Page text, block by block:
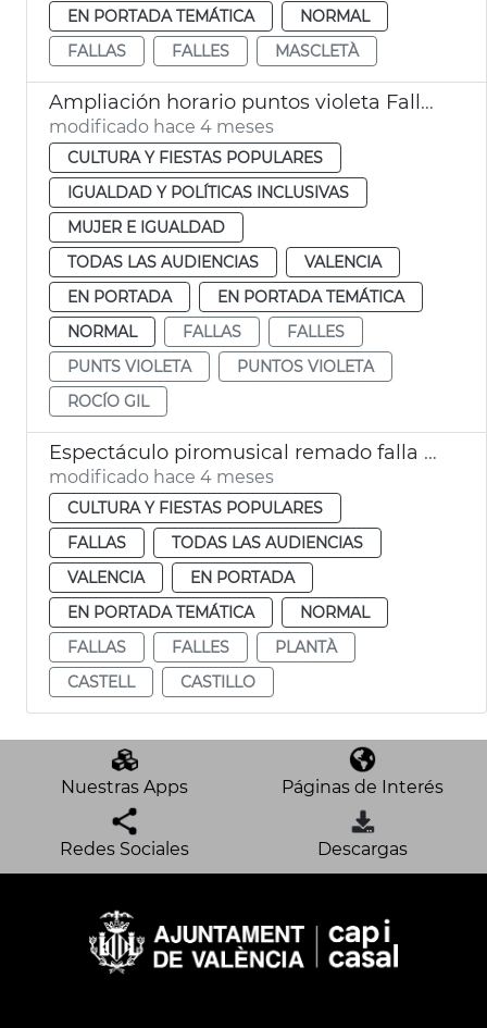
EN PORTADA TEMÁTICA
NORMAL
FALLAS
FALLES MASCLETÀ
Ampliación horario puntos violeta Fallas València
modificado hace 4 meses
CULTURA Y FIESTAS POPULARES
IGUALDAD Y POLÍTICAS INCLUSIVAS
MUJER E IGUALDAD
TODAS LAS AUDIENCIAS
VALENCIA
EN PORTADA
EN PORTADA TEMÁTICA
NORMAL
FALLAS
FALLES
PUNTS VIOLETA
PUNTOS VIOLETA
ROCÍO GIL
Espectáculo piromusical remado falla València
modificado hace 4 meses
CULTURA Y FIESTAS POPULARES
FALLAS
TODAS LAS AUDIENCIAS
VALENCIA
EN PORTADA
EN PORTADA TEMÁTICA
NORMAL
FALLAS
FALLES
PLANTÀ
CASTELL
CASTILLO
Nuestras Apps Páginas de Interés
Redes Sociales Descargas